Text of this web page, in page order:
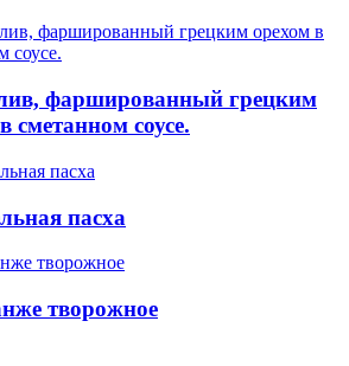
фаршированный грецким
сметанном соусе.
пасха
творожное